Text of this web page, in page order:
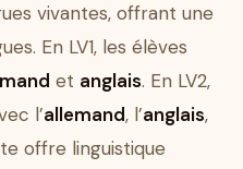
vivantes, offrant une
En LV1, les élèves
et anglais. En LV2,
l’allemand, l’anglais,
offre linguistique